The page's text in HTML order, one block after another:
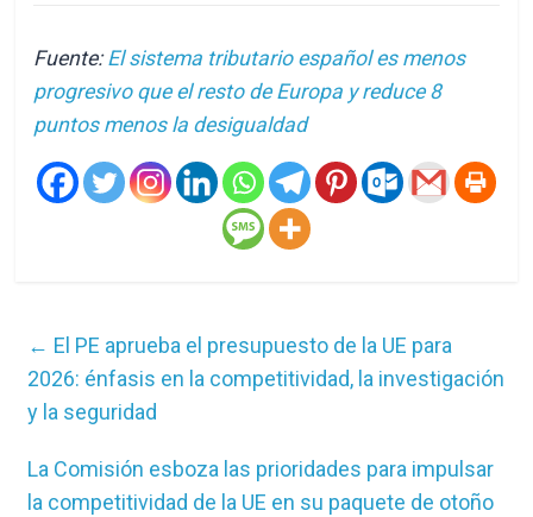
Fuente:El sistema tributario español es menos
progresivo que el resto de Europa y reduce 8
puntos menos la desigualdad
← El PE aprueba el presupuesto de la UE para
2026: énfasis en la competitividad, la investigación
y la seguridad
La Comisión esboza las prioridades para impulsar
la competitividad de la UE en su paquete de otoño